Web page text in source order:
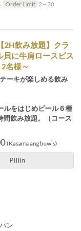
Order Limit 2 ~ 30
2H飲み放題】クラ
貝に牛肩ロースビス
名様～
ーキが楽しめる飲み
ルをはじめビール６種
間飲み放題。（コース
(Kasama ang buwis)
Piliin
ン